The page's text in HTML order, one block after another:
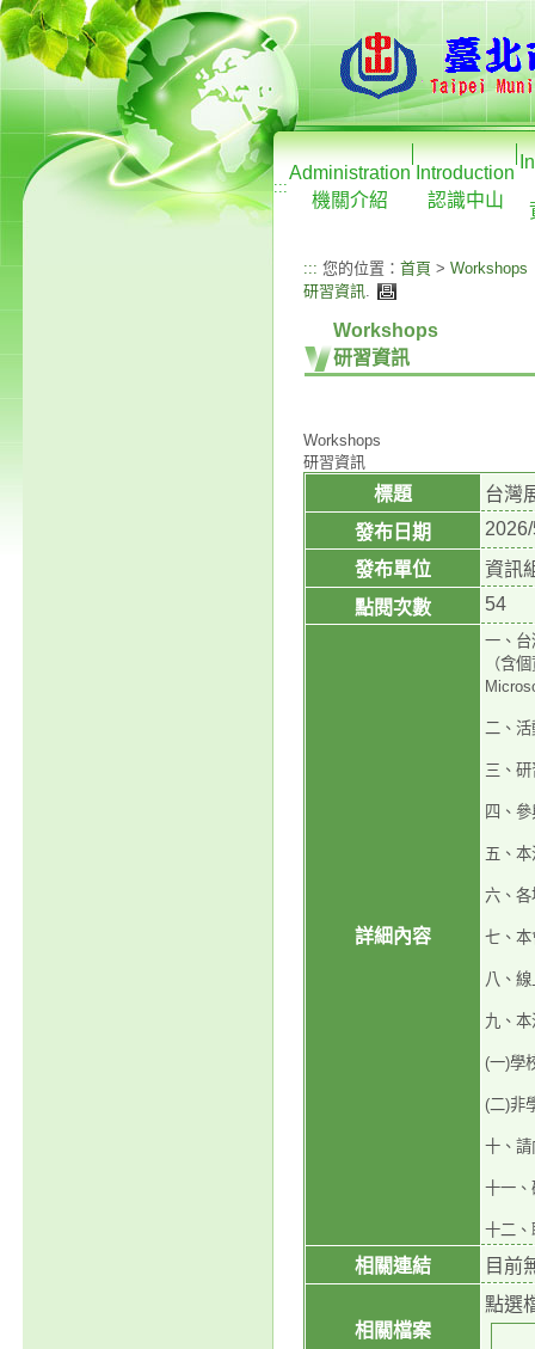
:::
Administration
機關介紹
Introduction
認識中山
::: 您的位置： 首頁 > Workshops
研習資訊.
Workshops
研習資訊
Workshops
研習資訊
標題
台灣
發布日期
發布單位
資訊
點閱次數
54
詳細內容
一、台
（含
二、活
三、
四、
五、
六、各
七、本
八、
九、
(一)學
(二)非
十、請
十一、
十二、
相關連結 目前
相關檔案
點選